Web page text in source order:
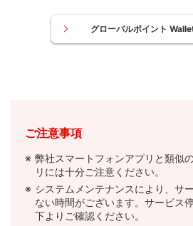
グローバルポイント
ご注意事項
弊社スマートフォンアプリと類似
リには十分ご注意ください。
システムメンテナンスにより、サ
ない時間がございます。サービス
下よりご確認ください。